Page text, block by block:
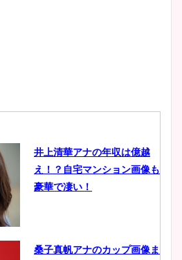
井上清華アナの年収は億越
え！？自宅マンション画像も
豪華で凄い！
桑子真帆アナのカップ画像ま